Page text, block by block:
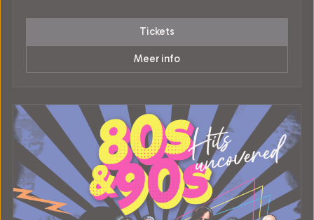
Tickets
Meer info